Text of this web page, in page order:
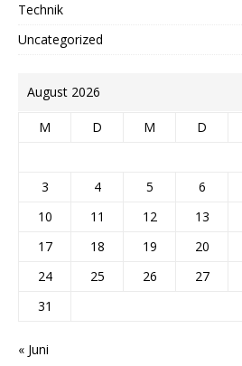
Technik
Uncategorized
August 2026
M D M D
3
4 5 6
10
11 12 13
17
18 19 20
24
25 26 27
31
« Juni